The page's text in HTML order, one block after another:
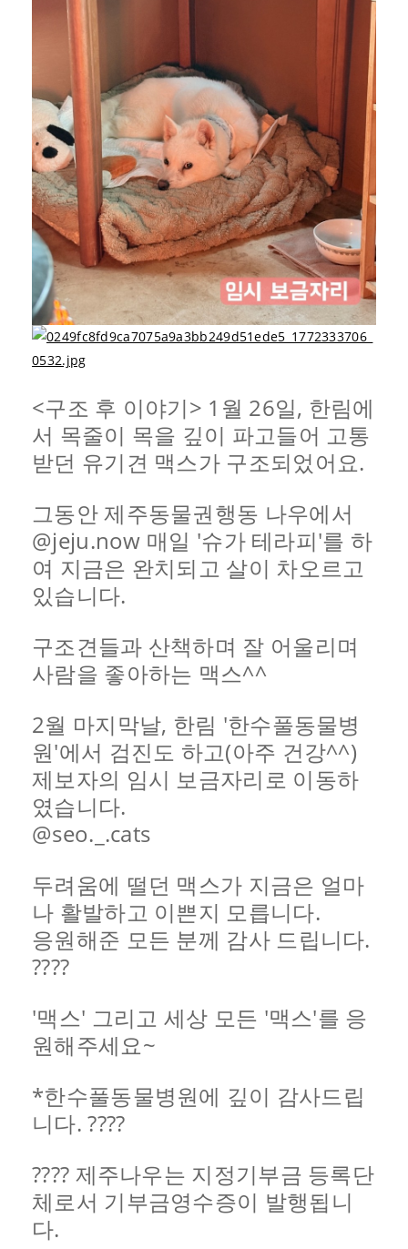
<구조 후 이야기> 1월 26일, 한림에
서 목줄이 목을 깊이 파고들어 고통
받던 유기견 맥스가 구조되었어요.
그동안 제주동물권행동 나우에서
@jeju.now 매일 '슈가 테라피'를 하
여 지금은 완치되고 살이 차오르고
있습니다.
구조견들과 산책하며 잘 어울리며
사람을 좋아하는 맥스^^
2월 마지막날, 한림 '한수풀동물병
원'에서 검진도 하고(아주 건강^^)
제보자의 임시 보금자리로 이동하
였습니다.
@seo._.cats
두려움에 떨던 맥스가 지금은 얼마
나 활발하고 이쁜지 모릅니다.
응원해준 모든 분께 감사 드립니다.
????
'맥스' 그리고 세상 모든 '맥스'를 응
원해주세요~
*한수풀동물병원에 깊이 감사드립
니다. ????
???? 제주나우는 지정기부금 등록단
체로서 기부금영수증이 발행됩니
다.